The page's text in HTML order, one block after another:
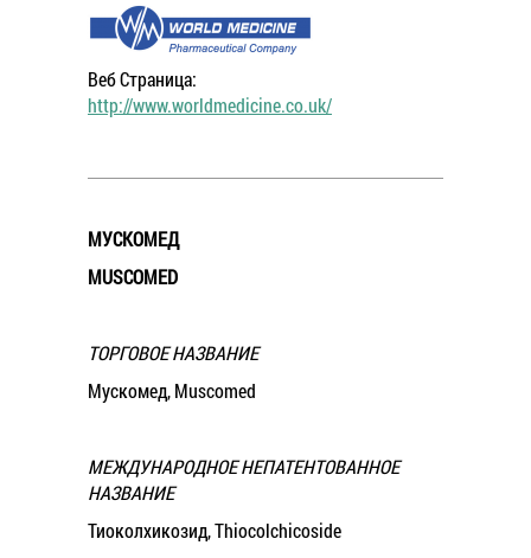
Веб Страница:
http://www.worldmedicine.co.uk/
МУСКОМЕД
MUSCOMED
ТОРГОВОЕ НАЗВАНИЕ
Мускомед, Muscomed
МЕЖДУНАРОДНОЕ НЕПАТЕНТОВАННОЕ
НАЗВАНИЕ
Тиоколхикозид, Thiocolchicoside